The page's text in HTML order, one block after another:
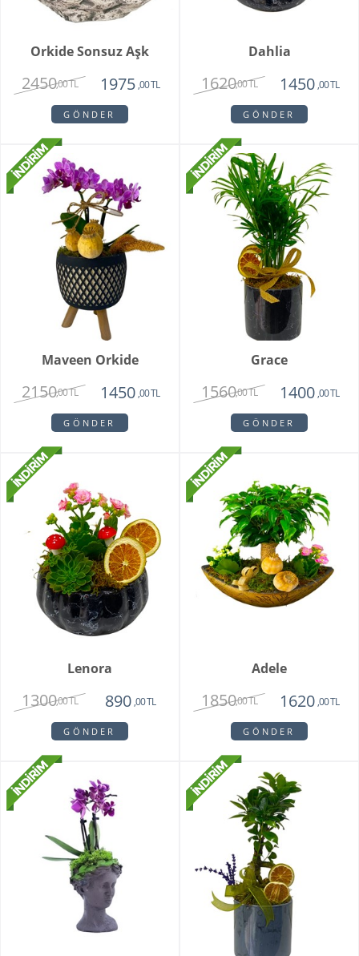
Orkide Sonsuz Aşk
2450,00 TL 1975 ,00 TL
GÖNDER
Dahlia
1620,00 TL 1450 ,00 TL
GÖNDER
Maveen Orkide
2150,00 TL 1450 ,00 TL
GÖNDER
Grace
1560,00 TL 1400 ,00 TL
GÖNDER
Lenora
1300,00 TL 890 ,00 TL
GÖNDER
Adele
1850,00 TL 1620 ,00 TL
GÖNDER